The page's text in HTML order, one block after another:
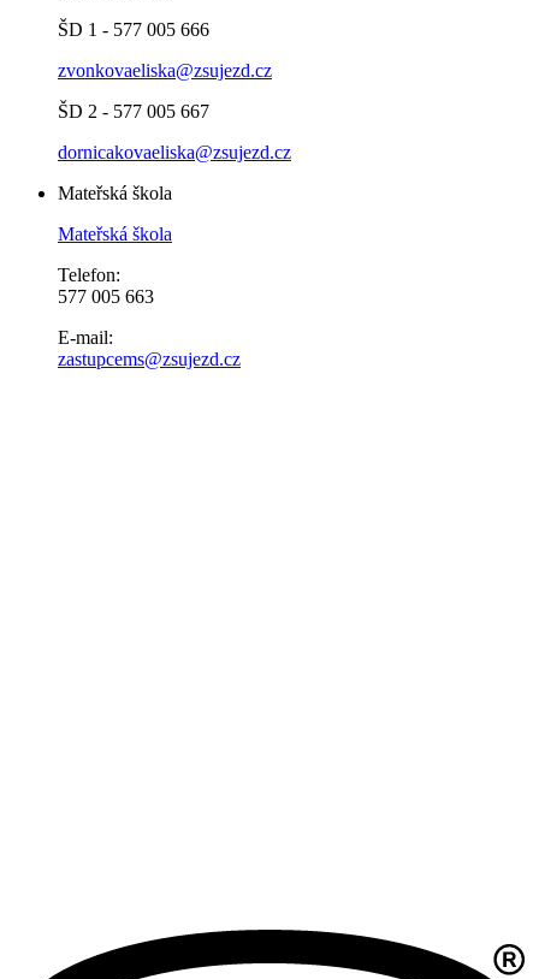
ŠD 1 - 577 005 666
zvonkovaeliska@zsujezd.cz
ŠD 2 - 577 005 667
dornicakovaeliska@zsujezd.cz
Mateřská škola
Mateřská škola
Telefon:
577 005 663
E-mail:
zastupcems@zsujezd.cz